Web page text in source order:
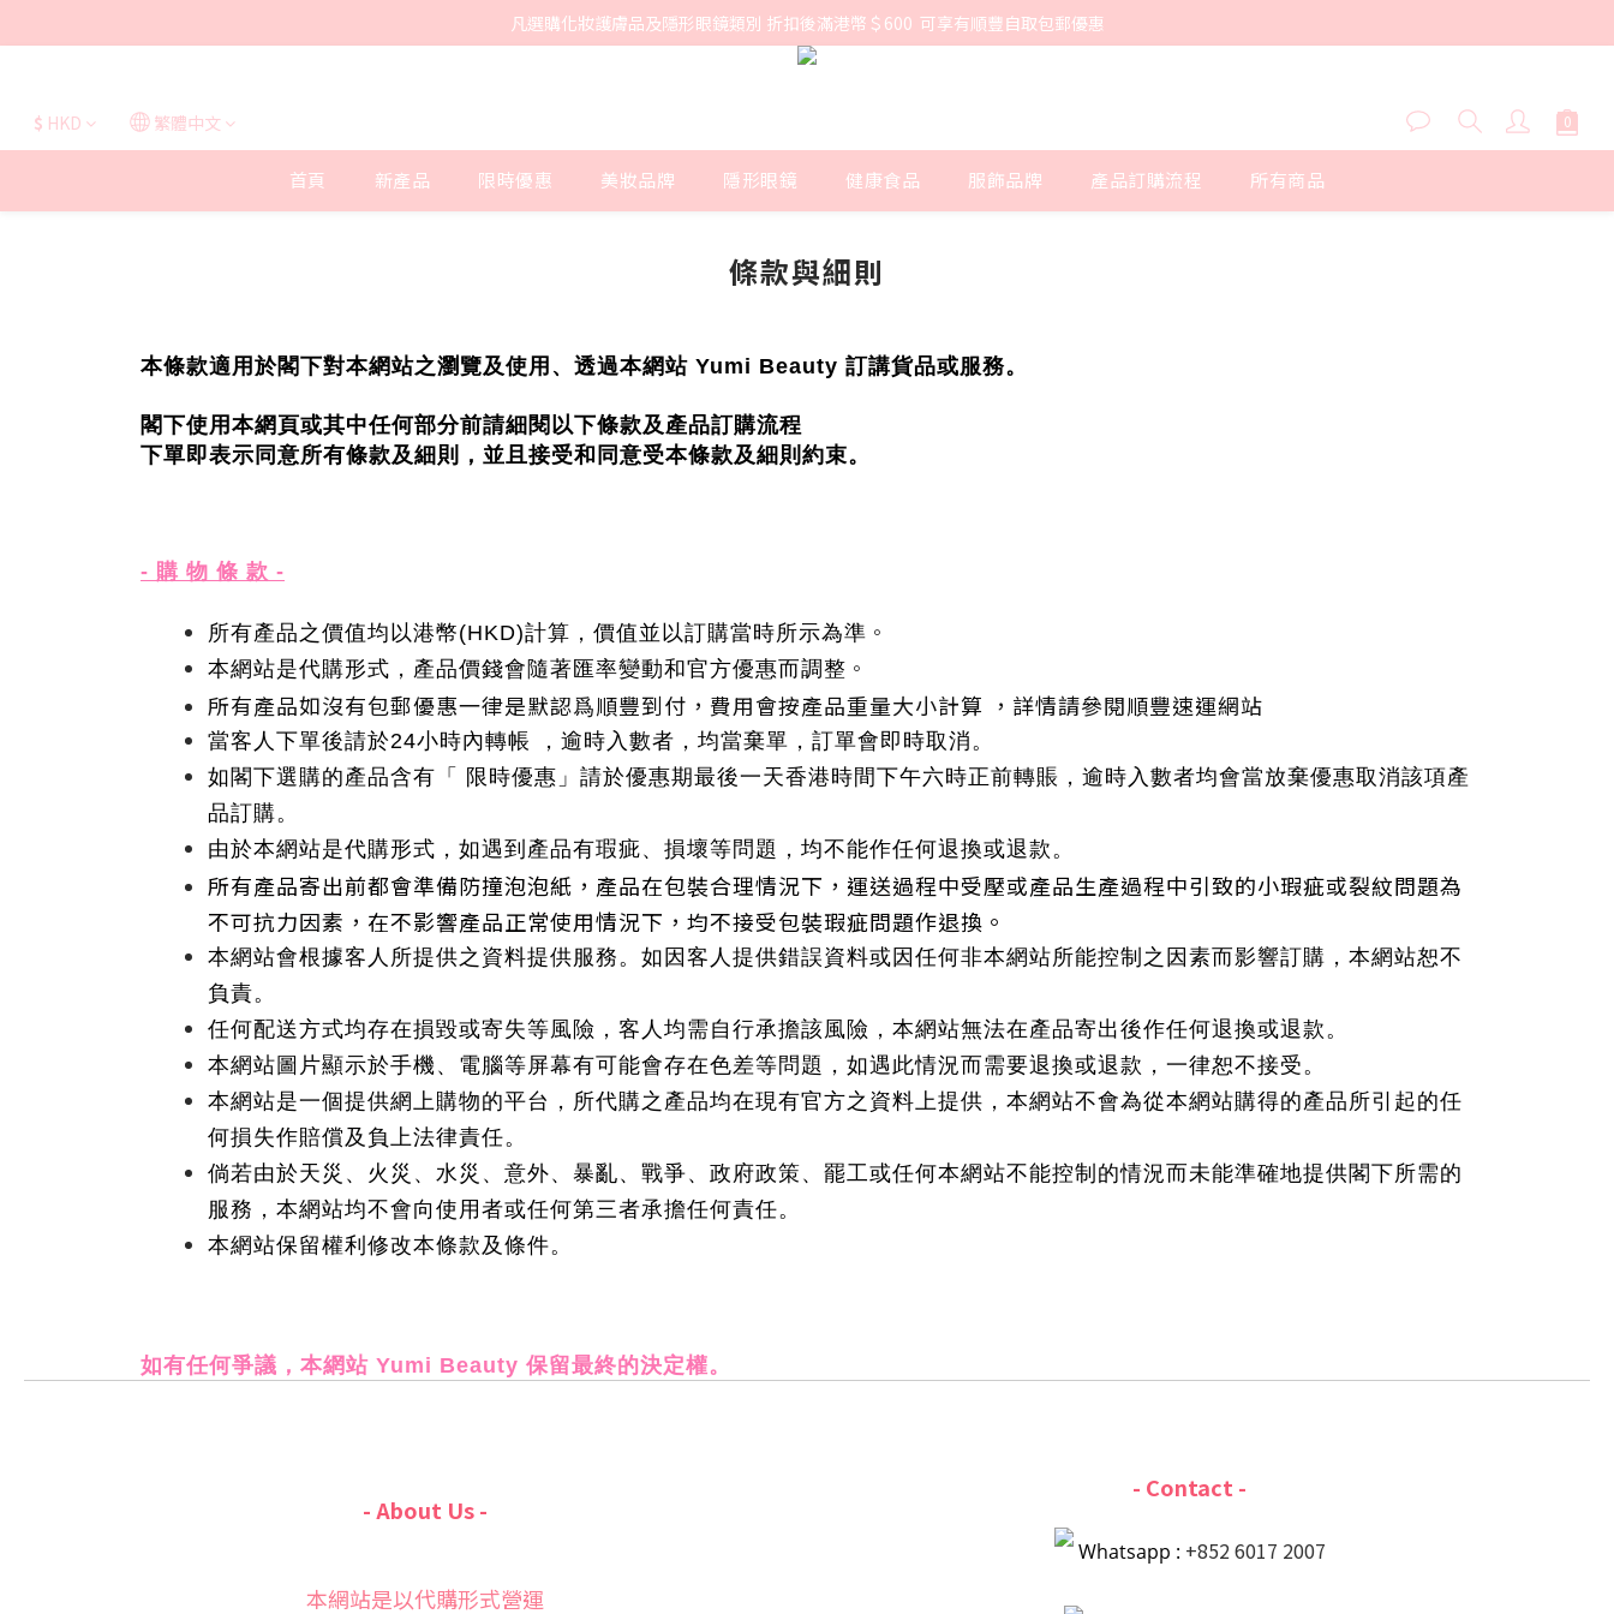
凡選購化妝護膚品及隱形眼鏡類別 折扣後滿港幣＄600  可享有順豐自取包郵優惠
$ HKD 繁體中文
首頁 新產品 限時優惠 美妝品牌 隱形眼鏡 健康食品 服飾品牌 產品訂購流程 所有商品
條款與細則
本條款適用於閣下對本網站之瀏覽及使用、透過本網站 Yumi Beauty 訂講貨品或服務。
閣下使用本網頁或其中任何部分前請細閱以下條款及產品訂購流程
下單即表示同意所有條款及細則，並且接受和同意受本條款及細則約束。
- 購 物 條 款 -
所有產品之價值均以港幣(HKD)計算，價值並以訂購當時所示為準 。
本網站是代購形式，產品價錢會隨著匯率變動和官方優惠而調整 。
所有產品如沒有包郵優惠一律是默認爲順豐到付，費用會按產品重量大小計算 ，詳情請參閱順豐速運網站
當客人下單後請於24小時內轉帳 ，逾時入數者，均當棄單，訂單會即時取消。
如閣下選購的產品含有「 限時優惠」請於優惠期最後一天香港時間下午六時正前轉賬，逾時入數者均會當放棄優惠取消該項產
品訂購。
由於本網站是代購形式，如遇到產品有瑕疵、損壞等問題，均不能作任何退換或退款。
所有產品寄出前都會準備防撞泡泡紙， 產品在包裝合理情況下，運送過程中受壓或產品生產過程中引致的小瑕疵或裂紋問題為
不可抗力因素，在不影響產品正常使用情況下，均不接受包裝瑕疵問題作退換。
本網站會根據客人所提供之資料提供服務。如因客人提供錯誤資料或因任何非本網站所能控制之因素而影響訂購，本網站恕不
負責。
任何配送方式均存在損毀或寄失等風險，客人均需自行承擔該風險，本網站無法在產品寄出後作任何退換或退款。
本網站圖片顯示於手機、電腦等屏幕有可能會存在色差等問題，如遇此情況而需要退換或退款，一律恕不接受。
本網站是一個提供網上購物的平台，所代購之產品均在現有官方之資料上提供，本網站不會為從本網站購得的產品所引起的任
何損失作賠償及負上法律責任。
倘若由於天災、火災、水災、意外、暴亂、戰爭、政府政策、罷工或任何本網站不能控制的情況而未能準確地提供閣下所需的
服務，本網站均不會向使用者或任何第三者承擔任何責任。
本網站保留權利修改本條款及條件。
如有任何爭議，本網站 Yumi Beauty 保留最終的決定權。
- About Us -
本網站是以代購形式營運
- Contact -
Whatsapp : +852 6017 2007